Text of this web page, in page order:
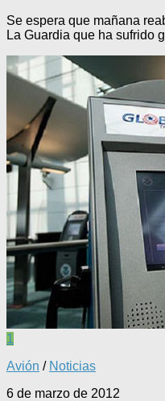
Se espera que mañana
La Guardia que ha sufrido
1
Avión / Noticias
6 de marzo de 2012